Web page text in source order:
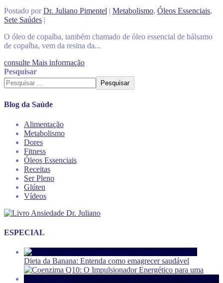
Postado porDr. Juliano Pimentel | Metabolismo, Óleos Essenciais,
Sete Saúdes |
O óleo de copaíba, também chamado de óleo essencial de bálsamo
de copaíba, vem da resina da...
consulte Mais informação
Pesquisar
Pesquisar
Blog da Saúde
Alimentação
Metabolismo
Dores
Fitness
Óleos Essenciais
Receitas
Ser Pleno
Glúten
Vídeos
ESPECIAL
Dieta da Banana: Entenda como emagrecer saudável